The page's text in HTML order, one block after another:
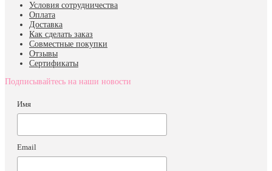
Условия сотрудничества
Оплата
Доставка
Как сделать заказ
Совместные покупки
Отзывы
Сертификаты
Подписывайтесь на наши новости
Имя
Email